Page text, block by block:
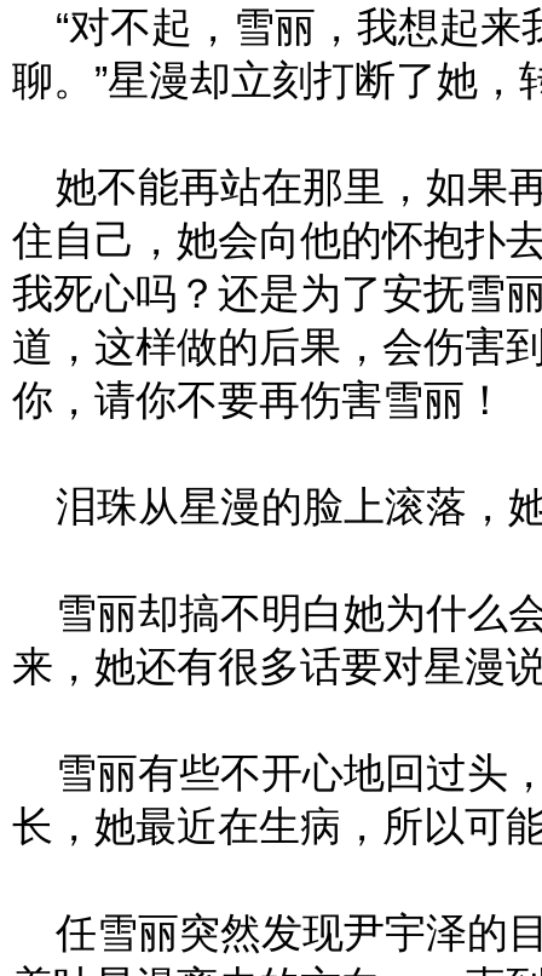
“对不起，雪丽，我想起来
聊。”星漫却立刻打断了她，
她不能再站在那里，如果
住自己，她会向他的怀抱
我死心吗？还是为了安抚雪
道，这样做的后果，会伤害
你，请你不要再伤害雪丽！
泪珠从星漫的脸上滚落，
雪丽却搞不明白她为什么
来，她还有很多话要对星漫
雪丽有些不开心地回过头
长，她最近在生病，所以可
任雪丽突然发现尹宇泽的